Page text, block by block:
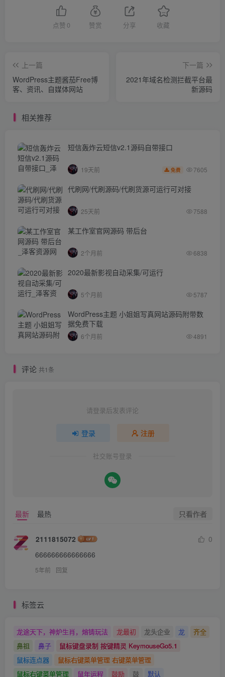
点赞 0 赞赏 分享 收藏
上一篇
WordPress主题酱茄Free博
客、资讯、自媒体网站
下一篇
2021年域名检测拦截平台最
新源码
相关推荐
短信轰炸云短信v2.1源码自带接口
19天前 免费 7605
代刷网/代刷源码/代刷货源可运行可对接
25天前 7588
某工作室官网源码 带后台
2个月前 6838
2020最新影视自动采集/可运行
5个月前 5787
WordPress主题 小姐姐写真网站源码附带数
据免费下载
6个月前 4891
评论 共1条
请登录后发表评论
登录 注册
社交账号登录
最新 最热 只看作者
2111815072
0
666666666666666
5年前 回复
标签云
龙途天下，神炉生肖，熔铸玩法 龙最初 龙头企业 龙
齐全
鼻祖
鼻子
鼠标键盘录制 按键精灵 KeymouseGo5.1
鼠标连点器
鼠标右键菜单管理 右键菜单管理
鼠标右键菜单管理
鼠年运程 鼓励 鼓 默认